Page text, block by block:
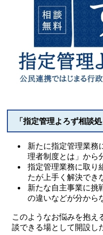
「指定管理よろず相談
新たに指定管理業務
理者制度とは」から
指定管理業務に取り
たが上手く解決でき
新たな自主事業に挑
の違いなどが分から
このようなお悩みを抱え
談できる場として開設し